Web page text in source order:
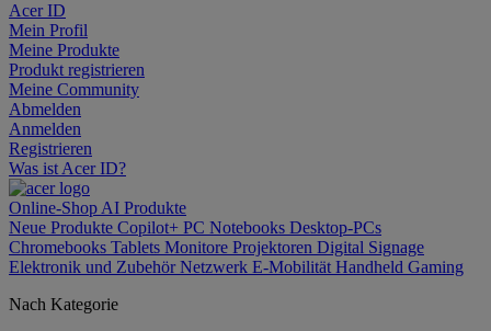
Acer ID
Mein Profil
Meine Produkte
Produkt registrieren
Meine Community
Abmelden
Anmelden
Registrieren
Was ist Acer ID?
Online-Shop AI Produkte
Neue Produkte Copilot+ PC Notebooks Desktop-PCs
Chromebooks Tablets Monitore Projektoren Digital Signage
Elektronik und ZubehörNetzwerk E-Mobilität Handheld Gaming
Nach Kategorie